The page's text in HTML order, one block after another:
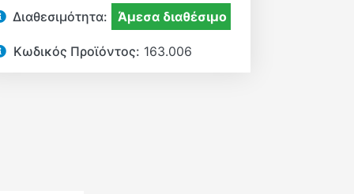
Διαθεσιμότητα: Άμεσα διαθέσιμο
Κωδικός Προϊόντος: 163.006